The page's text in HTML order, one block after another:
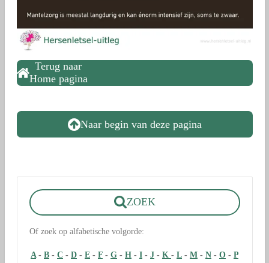
Terug naar
Home pagina
Naar begin van deze pagina
ZOEK
Of zoek op alfabetische volgorde:
A - B - C - D - E - F - G - H - I - J - K - L - M - N - O - P